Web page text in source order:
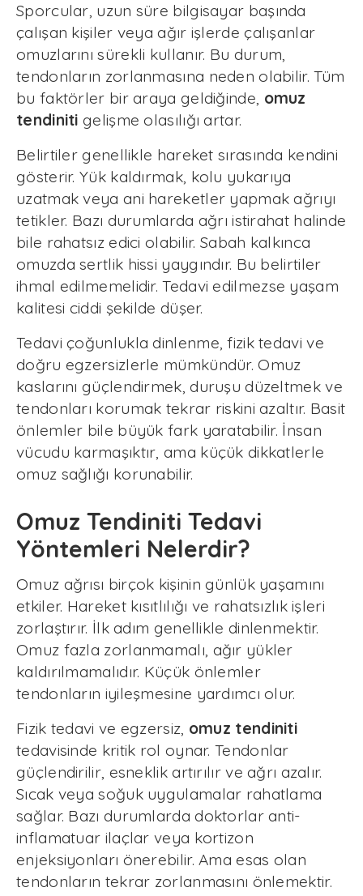
Sporcular, uzun süre bilgisayar başında
çalışan kişiler veya ağır işlerde çalışanlar
omuzlarını sürekli kullanır. Bu durum,
tendonların zorlanmasına neden olabilir. Tüm
bu faktörler bir araya geldiğinde, omuz
tendiniti gelişme olasılığı artar.
Belirtiler genellikle hareket sırasında kendini
gösterir. Yük kaldırmak, kolu yukarıya
uzatmak veya ani hareketler yapmak ağrıyı
tetikler. Bazı durumlarda ağrı istirahat halinde
bile rahatsız edici olabilir. Sabah kalkınca
omuzda sertlik hissi yaygındır. Bu belirtiler
ihmal edilmemelidir. Tedavi edilmezse yaşam
kalitesi ciddi şekilde düşer.
Tedavi çoğunlukla dinlenme, fizik tedavi ve
doğru egzersizlerle mümkündür. Omuz
kaslarını güçlendirmek, duruşu düzeltmek ve
tendonları korumak tekrar riskini azaltır. Basit
önlemler bile büyük fark yaratabilir. İnsan
vücudu karmaşıktır, ama küçük dikkatlerle
omuz sağlığı korunabilir.
Omuz Tendiniti Tedavi
Yöntemleri Nelerdir?
Omuz ağrısı birçok kişinin günlük yaşamını
etkiler. Hareket kısıtlılığı ve rahatsızlık işleri
zorlaştırır. İlk adım genellikle dinlenmektir.
Omuz fazla zorlanmamalı, ağır yükler
kaldırılmamalıdır. Küçük önlemler
tendonların iyileşmesine yardımcı olur.
Fizik tedavi ve egzersiz, omuz tendiniti
tedavisinde kritik rol oynar. Tendonlar
güçlendirilir, esneklik artırılır ve ağrı azalır.
Sıcak veya soğuk uygulamalar rahatlama
sağlar. Bazı durumlarda doktorlar anti-
inflamatuar ilaçlar veya kortizon
enjeksiyonları önerebilir. Ama esas olan
tendonların tekrar zorlanmasını önlemektir.